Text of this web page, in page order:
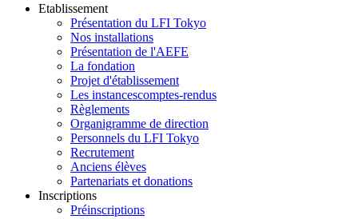
Etablissement
Présentation du LFI Tokyo
Nos installations
Présentation de l'AEFE
La fondation
Projet d'établissement
Les instancescomptes-rendus
Règlements
Organigramme de direction
Personnels du LFI Tokyo
Recrutement
Anciens élèves
Partenariats et donations
Inscriptions
Préinscriptions